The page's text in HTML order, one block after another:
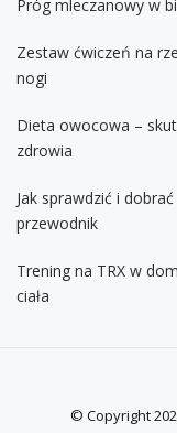
Próg mleczanowy w
Zestaw ćwiczeń na
nogi
Dieta owocowa –
zdrowia
Jak sprawdzić i
przewodnik
Trening na TRX w
ciała
© Copyright